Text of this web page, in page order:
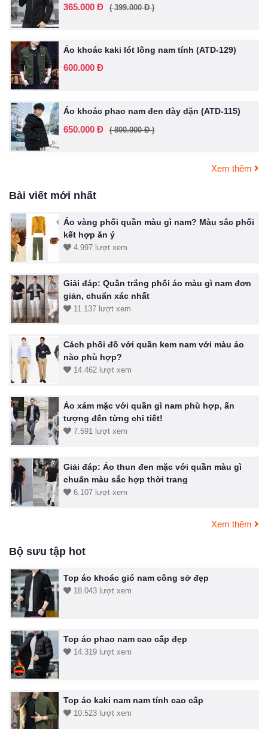
365.000 Đ ( 399.000 Đ )
Áo khoác kaki lót lông nam tính (ATD-129)
600.000 Đ
Áo khoác phao nam đen dày dặn (ATD-115)
650.000 Đ ( 800.000 Đ )
Xem thêm
Bài viết mới nhất
Áo vàng phối quần màu gì nam? Màu sắc phối
kết hợp ăn ý
4.997 lượt xem
Giải đáp: Quần trắng phối áo màu gì nam đơn
giản, chuẩn xác nhất
11.137 lượt xem
Cách phối đồ với quần kem nam với màu áo
nào phù hợp?
14.462 lượt xem
Áo xám mặc với quần gì nam phù hợp, ấn
tượng đến từng chi tiết!
7.591 lượt xem
Giải đáp: Áo thun đen mặc với quần màu gì
chuẩn màu sắc hợp thời trang
6.107 lượt xem
Xem thêm
Bộ sưu tập hot
Top áo khoác gió nam công sở đẹp
18.043 lượt xem
Top áo phao nam cao cấp đẹp
14.319 lượt xem
Top áo kaki nam nam tính cao cấp
10.523 lượt xem